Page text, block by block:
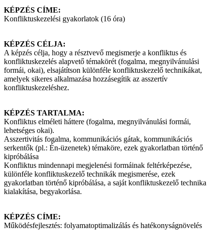
KÉPZÉS CÍME:
Konfliktuskezelési gyakorlatok (16 óra)
KÉPZÉS CÉLJA:
A képzés célja, hogy a résztvevő megismerje a konfliktus és
konfliktuskezelés alapvető témakörét (fogalma, megnyilvánulási
formái, okai), elsajátítson különféle konfliktuskezelő technikákat,
amelyek sikeres alkalmazása hozzásegítik az asszertív
konfliktuskezeléshez.
KÉPZÉS TARTALMA:
Konfliktus elméleti háttere (fogalma, megnyilvánulási formái,
lehetséges okai).
Asszertivitás fogalma, kommunikációs gátak, kommunikációs
serkentők (pl.: Én-üzenetek) témaköre, ezek gyakorlatban történő
kipróbálása
Konfliktus mindennapi megjelenési formáinak feltérképezése,
különféle konfliktuskezelő technikák megismerése, ezek
gyakorlatban történő kipróbálása, a saját konfliktuskezelő technika
kialakítása, begyakorlása.
KÉPZÉS CÍME:
Működésfejlesztés: folyamatoptimalizálás és hatékonyságnövelés